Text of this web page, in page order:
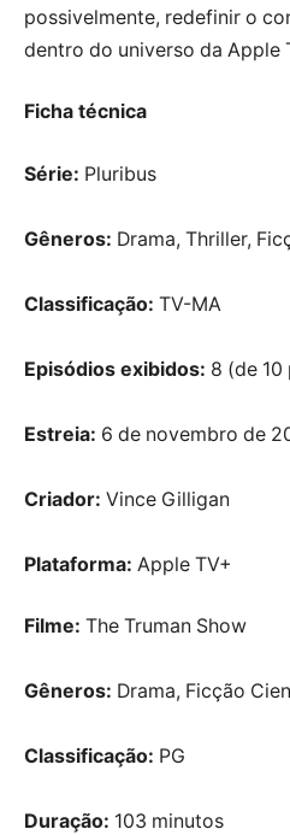
possivelmente, redefinir o
dentro do universo da Apple
Ficha técnica
Série: Pluribus
Gêneros: Drama, Thriller,
Classificação: TV-MA
Episódios exibidos: 8 (de
Estreia: 6 de novembro de
Criador: Vince Gilligan
Plataforma: Apple TV+
Filme: The Truman Show
Gêneros: Drama, Ficção
Classificação: PG
Duração: 103 minutos